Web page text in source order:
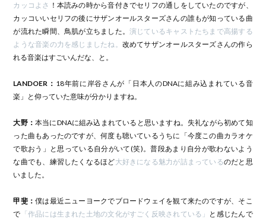
カッコよさ ！本読みの時から音付きでセリフの通しをしていたのですが、
カッコいいセリフの後にサザンオールスターズさんの誰もが知っている曲
が流れた瞬間、鳥肌が立ちました。 演じているキャストたちまで高揚する
ような音楽の力を感じましたね。 改めてサザンオールスターズさんの作ら
れる音楽はすごいんだな、と。
LANDOER： 18年前に岸谷さんが「日本人のDNAに組み込まれている音
楽」と仰っていた意味が分かりますね。
大野：本当にDNAに組み込まれていると思いますね。失礼ながら初めて知
った曲もあったのですが、何度も聴いているうちに「今度この曲カラオケ
で歌おう」と思っている自分がいて(笑)。普段あまり自分が歌わないよう
な曲でも、練習したくなるほど大好きになる魅力が詰まっているのだと思
いました。
甲斐：僕は最近ニューヨークでブロードウェイを観て来たのですが、そこ
で 「作品には生まれた土地の文化がすごく反映されている」 と感じたんで